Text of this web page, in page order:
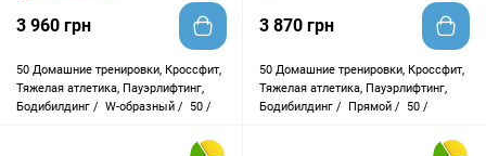
3 960 грн
50 Домашние тренировки, Кроссфит,
Тяжелая атлетика, Пауэрлифтинг,
Бодибилдинг / W-образный / 50 /
3 870 грн
50 Домашние тренировки, Кроссфит,
Тяжелая атлетика, Пауэрлифтинг,
Бодибилдинг /
Прямой / 50 /